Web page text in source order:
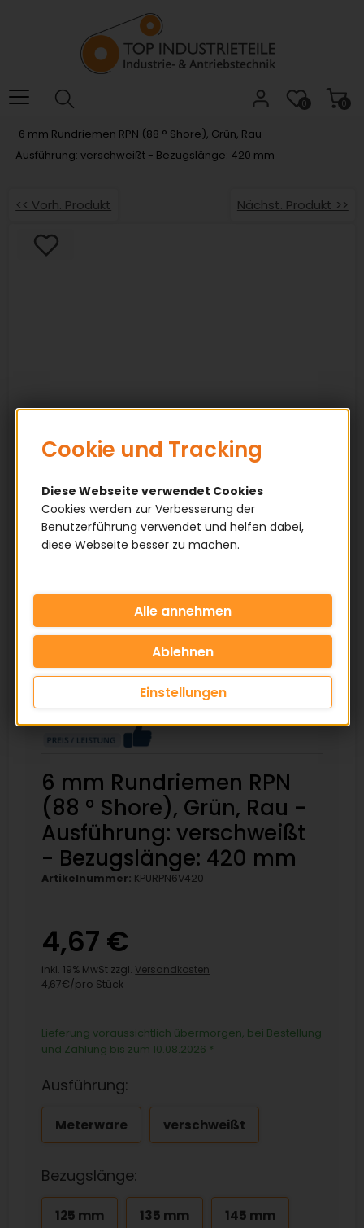
das
Barrierefreiheitsmenü
0
0
6 mm Rundriemen RPN (88 ° Shore), Grün, Rau -
Ausführung: verschweißt - Bezugslänge: 420 mm
<< Vorh. Produkt Nächst. Produkt >>
6 mm Rundriemen RPN
(88 ° Shore), Grün, Rau -
Ausführung: verschweißt
- Bezugslänge: 420 mm
Artikelnummer: KPURPN6V420
4,67 €
inkl. 19% MwSt zzgl. Versandkosten
4,67€/pro Stück
Lieferung voraussichtlich übermorgen, bei Bestellung
und Zahlung bis zum 10.08.2026 *
Ausführung:
Meterware verschweißt
Bezugslänge:
125 mm 135 mm 145 mm
Cookie und Tracking
Diese Webseite verwendet Cookies
Cookies werden zur Verbesserung der
Benutzerführung verwendet und helfen dabei,
diese Webseite besser zu machen.
Einstellungen